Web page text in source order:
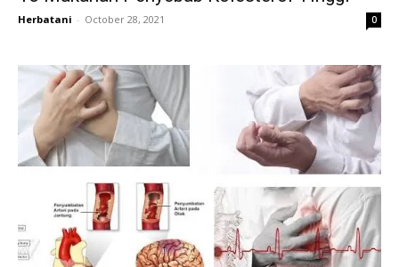
Herbatani - October 28, 2021 0